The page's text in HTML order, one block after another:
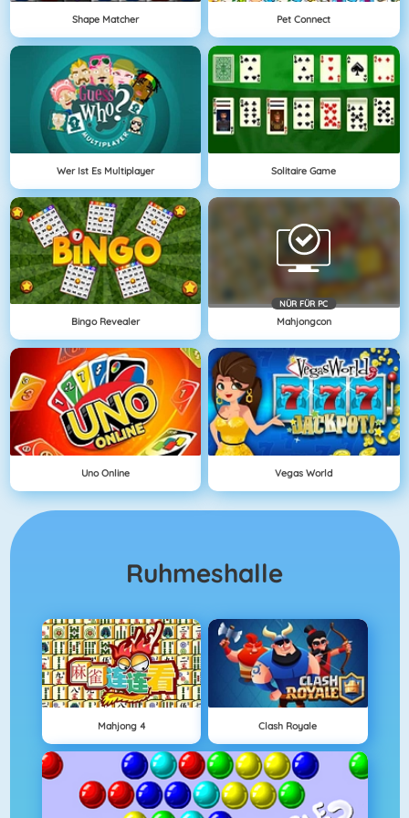
Shape Matcher Pet Connect
Wer Ist Es Multiplayer Solitaire Game
Bingo Revealer
NÜR FÜR PC
Mahjongcon
Uno Online Vegas World
Ruhmeshalle
Mahjong 4 Clash Royale